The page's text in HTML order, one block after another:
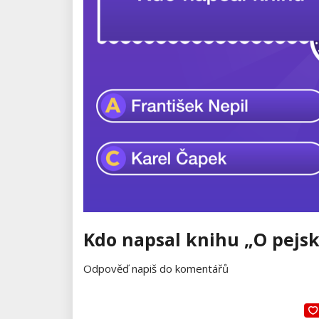
Kdo napsal knihu „O
Odpověď napiš do komentářů